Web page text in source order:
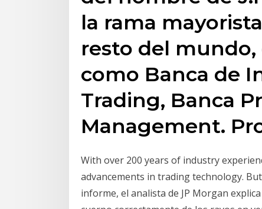
la rama
resto del
como Banca de
Trading, Banca
Management.
With over 200 years of industry
advancements in trading technology.
informe, el analista de JP Morgan